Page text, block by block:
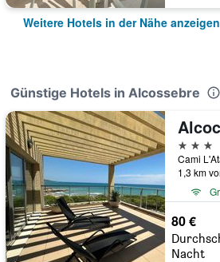
Weitere Hotels in der Nähe anzeigen
Günstige Hotels in Alcossebre
3 Sterne
Cami
1,3 km
80 €
Nacht